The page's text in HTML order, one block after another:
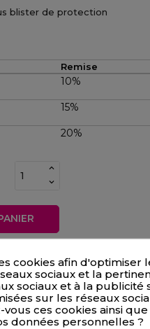
blister de protection
Remise
10%
15%
20%
cookies afin d'optimiser
sociaux et la
sociaux et à la publicité
sur les réseaux
ces cookies ainsi que
données personnelles ?